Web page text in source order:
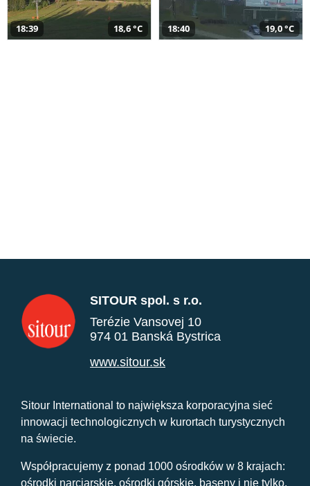
18:39 18,6 °C 18:40 19,0 °C
SITOUR spol. s r.o.
Terézie Vansovej 10
974 01 Banská Bystrica
www.sitour.sk
Sitour International to największa korporacyjna sieć
innowacji technologicznych w kurortach turystycznych
na świecie.
Współpracujemy z ponad 1000 ośrodków w 8 krajach:
ośrodki narciarskie, ośrodki górskie, baseny i nie tylko.